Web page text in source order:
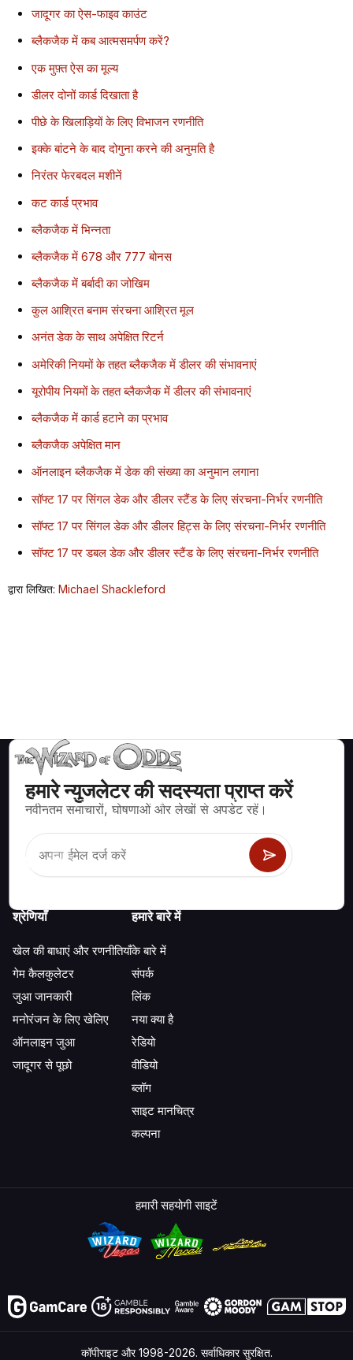
जादूगर का ऐस-फाइव काउंट
ब्लैकजैक में कब आत्मसमर्पण करें?
एक मुफ़्त ऐस का मूल्य
डीलर दोनों कार्ड दिखाता है
पीछे के खिलाड़ियों के लिए विभाजन रणनीति
इक्के बांटने के बाद दोगुना करने की अनुमति है
निरंतर फेरबदल मशीनें
कट कार्ड प्रभाव
ब्लैकजैक में भिन्नता
ब्लैकजैक में 678 और 777 बोनस
ब्लैकजैक में बर्बादी का जोखिम
कुल आश्रित बनाम संरचना आश्रित मूल
अनंत डेक के साथ अपेक्षित रिटर्न
अमेरिकी नियमों के तहत ब्लैकजैक में डीलर की संभावनाएं
यूरोपीय नियमों के तहत ब्लैकजैक में डीलर की संभावनाएं
ब्लैकजैक में कार्ड हटाने का प्रभाव
ब्लैकजैक अपेक्षित मान
ऑनलाइन ब्लैकजैक में डेक की संख्या का अनुमान लगाना
सॉफ्ट 17 पर सिंगल डेक और डीलर स्टैंड के लिए संरचना-निर्भर रणनीति
सॉफ्ट 17 पर सिंगल डेक और डीलर हिट्स के लिए संरचना-निर्भर रणनीति
सॉफ्ट 17 पर डबल डेक और डीलर स्टैंड के लिए संरचना-निर्भर रणनीति
द्वारा लिखित: Michael Shackleford
हमारे न्युजलेटर की सदस्यता प्राप्त करें
नवीनतम समाचारों, घोषणाओं और लेखों से अपडेट रहें।
ब्लैकजैक, क्रेप्स, रूलेट और अन्य सैकड़ों कैसीनो खेलों के लिए गणितीय रूप से सही
श्रेणियाँ
खेल की बाधाएं और रणनीतियाँ
गेम कैलकुलेटर
जुआ जानकारी
मनोरंजन के लिए खेलिए
ऑनलाइन जुआ
जादूगर से पूछो
हमारे बारे में
के बारे में
संपर्क
लिंक
नया क्या है
रेडियो
वीडियो
ब्लॉग
साइट मानचित्र
कल्पना
हमारी सहयोगी साइटें
कॉपीराइट और 1998-2026. सर्वाधिकार सुरक्षित.